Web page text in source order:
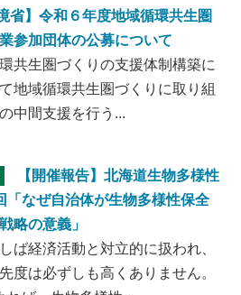
省】令和６年度地域循環共生圏
参加団体の公募について
共生圏づくりの支援体制構築に
地域循環共生圏づくりに取り組
中間支援を行う...
【開催報告】北海道生物多様性
なぜ自治体が生物多様性保全
略の意義」
ば経済活動と対立的に扱われ、
度は必ずしも高くありません。